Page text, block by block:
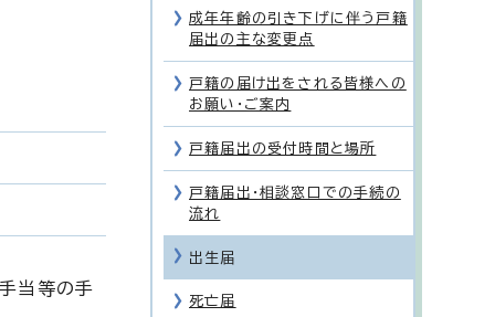
当等の手
成年年齢の引き下げに伴う戸籍
届出の主な変更点
戸籍の届け出をされる皆様への
お願い・ご案内
戸籍届出の受付時間と場所
戸籍届出・相談窓口での手続の
流れ
出生届
死亡届